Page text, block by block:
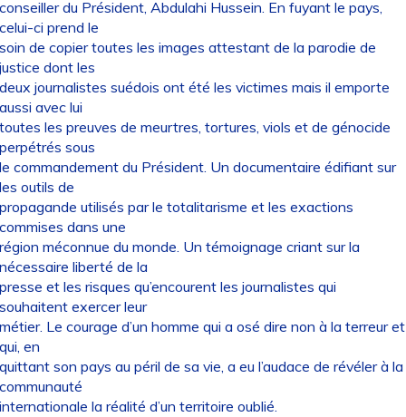
du Président, Abdulahi Hussein. En fuyant le pays,
ci prend le
de copier toutes les images attestant de la parodie de
dont les
journalistes suédois ont été les victimes mais il emporte
avec lui
les preuves de meurtres, tortures, viols et de génocide
sous
commandement du Président. Un documentaire édifiant sur
outils de
utilisés par le totalitarisme et les exactions
dans une
méconnue du monde. Un témoignage criant sur la
liberté de la
et les risques qu’encourent les journalistes qui
exercer leur
Le courage d’un homme qui a osé dire non à la terreur et
en
son pays au péril de sa vie, a eu l’audace de révéler à la
la réalité d’un territoire oublié.